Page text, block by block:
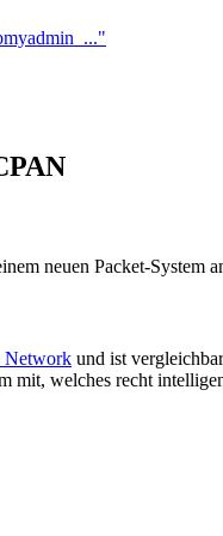
neuen Packet-
Network und ist
mit, welches recht